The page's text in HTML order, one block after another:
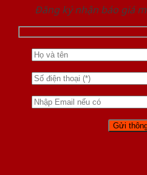
Đăng ký nhận báo giá